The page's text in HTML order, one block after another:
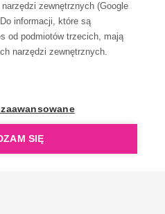
zewnętrznych (Google
informacji, które są
od podmiotów trzecich, mają
narzędzi zewnętrznych.
SIĘ
ReflectGroup.